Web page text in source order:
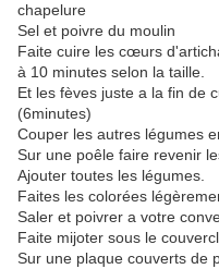
chapelure
Sel et poivre du moulin
Faite cuire les cœurs
à 10 minutes selon la taille.
Et les fèves juste a la fin de
(6minutes)
Couper les autres légumes
Sur une poêle faire revenir
Ajouter toutes les légumes.
Faites les colorées
Saler et poivrer a votre
Faite mijoter sous le
Sur une plaque couverts de